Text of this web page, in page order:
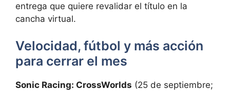
entrega que quiere revalidar el título en la
cancha virtual.
Velocidad, fútbol y más acción
para cerrar el mes
Sonic Racing: CrossWorlds (25 de septiembre;